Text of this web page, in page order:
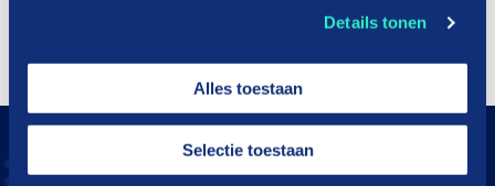
Details tonen
Alles toestaan
Selectie toestaan